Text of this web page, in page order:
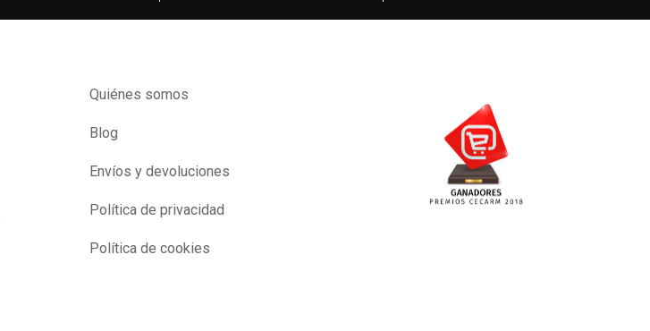
Quiénes somos
Blog
Envíos y devoluciones
Política de privacidad
Política de cookies